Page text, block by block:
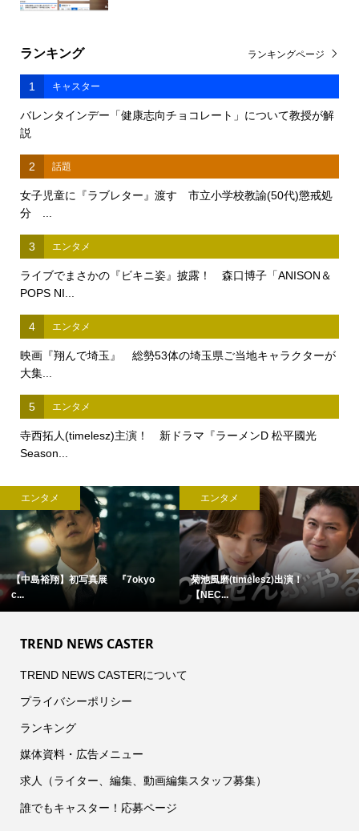
ランキング
1 キャスター
バレンタインデー「健康志向チョコレート」について教授が解
説
2 話題
女子児童に『ラブレター』渡す 市立小学校教諭(50代)懲戒処
分 ...
3 エンタメ
ライブでまさかの『ビキニ姿』披露！ 森口博子「ANISON＆
POPS NI...
4 エンタメ
映画『翔んで埼玉』 総勢53体の埼玉県ご当地キャラクターが
大集...
5 エンタメ
寺西拓人(timelesz)主演！ 新ドラマ『ラーメンD 松平國光
Season...
ランキングページ
エンタメ
【中島裕翔】初写真展 『7okyo
c...
エンタメ
菊池風磨(timelesz)出演！
【NEC...
TREND NEWS CASTER
TREND NEWS CASTERについて
プライバシーポリシー
ランキング
媒体資料・広告メニュー
求人（ライター、編集、動画編集スタッフ募集）
誰でもキャスター！応募ページ